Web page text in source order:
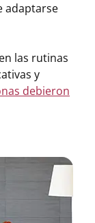
adaptarse
las rutinas
y
debieron